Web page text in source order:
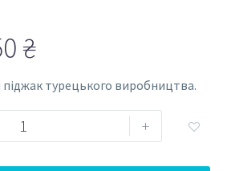
₴
турецького виробництва.
+ 